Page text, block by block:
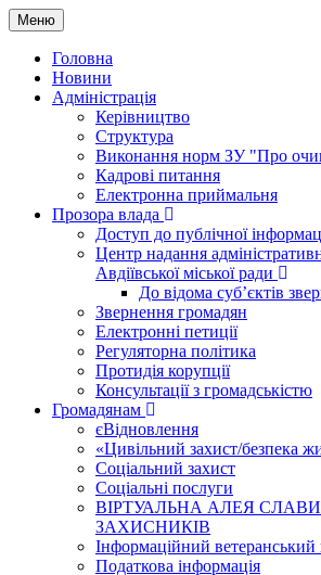
Меню
Головна
Новини
Адміністрація
Керівництво
Структура
Виконання норм ЗУ "Про
Кадрові питання
Електронна приймальня
Прозора влада
Доступ до публічної
Центр надання
Авдіївської міської ради
До відома суб’єктів
Звернення громадян
Електронні петиції
Регуляторна політика
Протидія корупції
Консультації з громадськістю
Громадянам
єВідновлення
«Цивільний захист/безпека
Соціальний захист
Соціальні послуги
ВІРТУАЛЬНА АЛЕЯ
ЗАХИСНИКІВ
Інформаційний ветеранський
Податкова інформація